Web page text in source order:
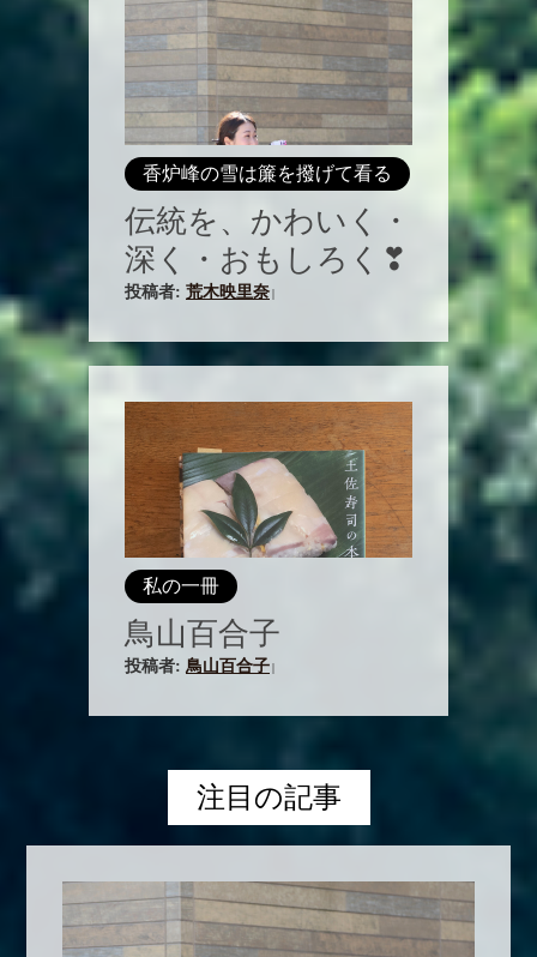
香炉峰の雪は簾を撥げて看る
伝統を、かわいく・
深く・おもしろく❣
投稿者: 荒木映里奈
私の一冊
鳥山百合子
投稿者: 鳥山百合子
注目の記事